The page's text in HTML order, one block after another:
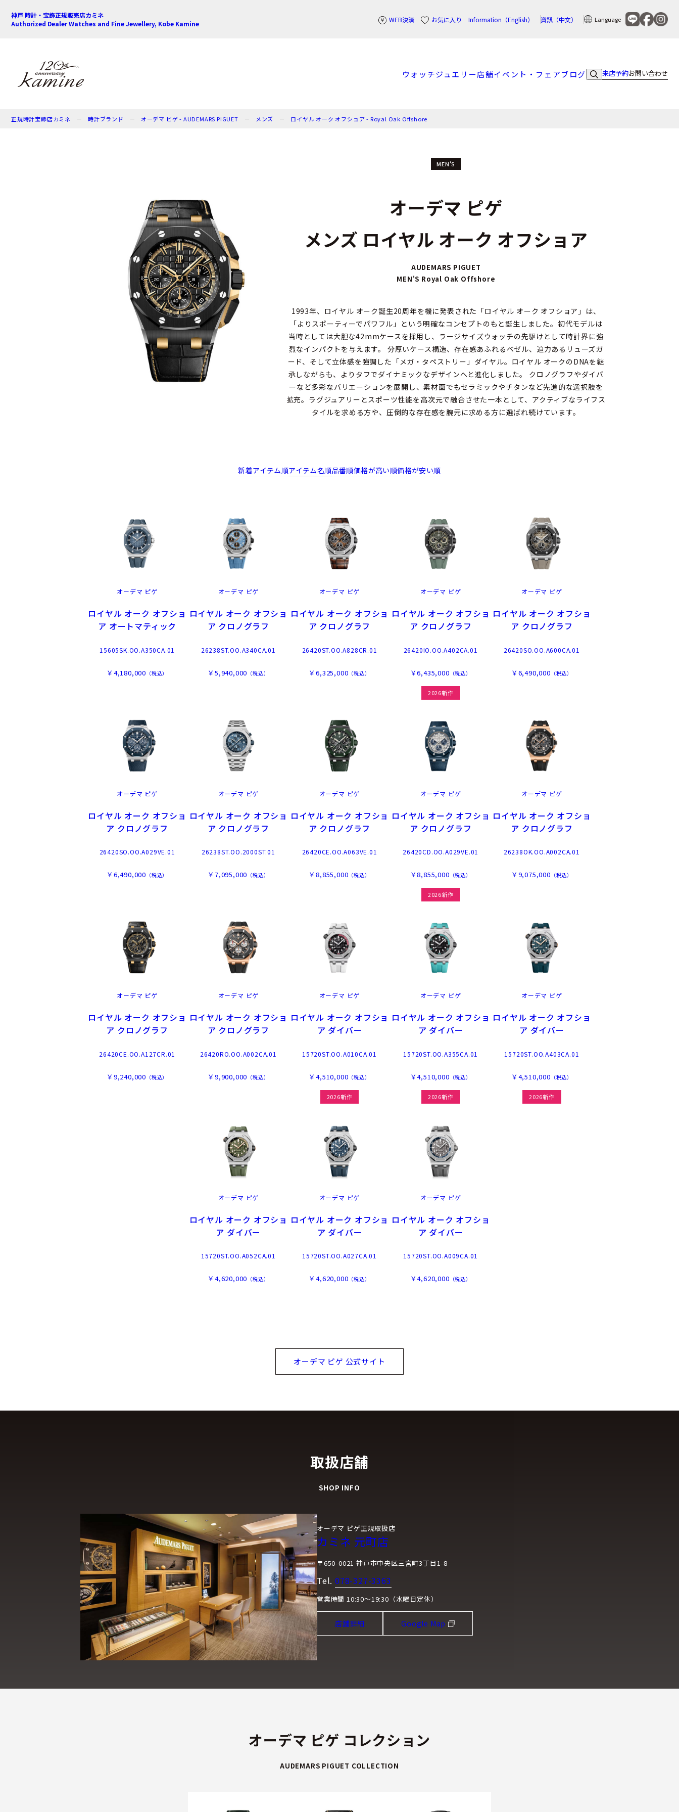
神戸 時計・宝飾正規販売店カミネ
Authorized Dealer Watches and Fine Jewellery, Kobe Kamine
WEB決済 お気に入り Information（English） 資訊（中文） Language
ウォッチジュエリー店舗イベント・フェアブログ 来店予約お問い合わせ
正規時計宝飾店カミネ 時計ブランド オーデマ ピゲ - AUDEMARS PIGUET メンズ ロイヤル オーク オフショア - Royal Oak Offshore
MEN'S
オーデマ ピゲ
メンズ ロイヤル オーク オフショア
AUDEMARS PIGUET
MEN'S Royal Oak Offshore
1993年、ロイヤル オーク誕生20周年を機に発表された「ロイヤル オーク オフショア」は、
「よりスポーティーでパワフル」という明確なコンセプトのもと誕生しました。初代モデルは
当時としては大胆な42mmケースを採用し、ラージサイズウォッチの先駆けとして時計界に強
烈なインパクトを与えます。 分厚いケース構造、存在感あふれるベゼル、迫力あるリューズガ
ード、そして立体感を強調した「メガ・タペストリー」ダイヤル。ロイヤル オークのDNAを継
承しながらも、よりタフでダイナミックなデザインへと進化しました。 クロノグラフやダイバ
ーなど多彩なバリエーションを展開し、素材面でもセラミックやチタンなど先進的な選択肢を
拡充。ラグジュアリーとスポーツ性能を高次元で融合させた一本として、アクティブなライフス
タイルを求める方や、圧倒的な存在感を腕元に求める方に選ばれ続けています。
新着アイテム順アイテム名順品番順価格が高い順価格が安い順
オーデマ ピゲ
ロイヤル オーク オフショ
ア オートマティック
15605SK.OO.A350CA.01
￥4,180,000 （税込）
オーデマ ピゲ
ロイヤル オーク オフショ
ア クロノグラフ
26238ST.OO.A340CA.01
￥5,940,000 （税込）
オーデマ ピゲ
ロイヤル オーク オフショ
ア クロノグラフ
26420ST.OO.A828CR.01
￥6,325,000 （税込）
オーデマ ピゲ
ロイヤル オーク オフショ
ア クロノグラフ
26420IO.OO.A402CA.01
￥6,435,000 （税込）
2026新作
オーデマ ピゲ
ロイヤル オーク オフショ
ア クロノグラフ
26420SO.OO.A600CA.01
￥6,490,000 （税込）
オーデマ ピゲ
ロイヤル オーク オフショ
ア クロノグラフ
26420SO.OO.A029VE.01
￥6,490,000 （税込）
オーデマ ピゲ
ロイヤル オーク オフショ
ア クロノグラフ
26238ST.OO.2000ST.01
￥7,095,000 （税込）
オーデマ ピゲ
ロイヤル オーク オフショ
ア クロノグラフ
26420CE.OO.A063VE.01
￥8,855,000 （税込）
オーデマ ピゲ
ロイヤル オーク オフショ
ア クロノグラフ
26420CD.OO.A029VE.01
￥8,855,000 （税込）
2026新作
オーデマ ピゲ
ロイヤル オーク オフショ
ア クロノグラフ
26238OK.OO.A002CA.01
￥9,075,000 （税込）
オーデマ ピゲ
ロイヤル オーク オフショ
ア クロノグラフ
26420CE.OO.A127CR.01
￥9,240,000 （税込）
オーデマ ピゲ
ロイヤル オーク オフショ
ア クロノグラフ
26420RO.OO.A002CA.01
￥9,900,000 （税込）
オーデマ ピゲ
ロイヤル オーク オフショ
ア ダイバー
15720ST.OO.A010CA.01
￥4,510,000 （税込）
2026新作
オーデマ ピゲ
ロイヤル オーク オフショ
ア ダイバー
15720ST.OO.A355CA.01
￥4,510,000 （税込）
2026新作
オーデマ ピゲ
ロイヤル オーク オフショ
ア ダイバー
15720ST.OO.A403CA.01
￥4,510,000 （税込）
2026新作
オーデマ ピゲ
ロイヤル オーク オフショ
ア ダイバー
15720ST.OO.A052CA.01
￥4,620,000 （税込）
オーデマ ピゲ
ロイヤル オーク オフショ
ア ダイバー
15720ST.OO.A027CA.01
￥4,620,000 （税込）
オーデマ ピゲ
ロイヤル オーク オフショ
ア ダイバー
15720ST.OO.A009CA.01
￥4,620,000 （税込）
オーデマ ピゲ 公式サイト
取扱店舗
SHOP INFO
オーデマ ピゲ正規取扱店
カミネ 元町店
〒650-0021 神戸市中央区三宮町3丁目1-8
Tel. 078-327-3363
営業時間 10:30～19:30（水曜日定休）
店舗詳細 Google Map
オーデマ ピゲ コレクション
AUDEMARS PIGUET COLLECTION